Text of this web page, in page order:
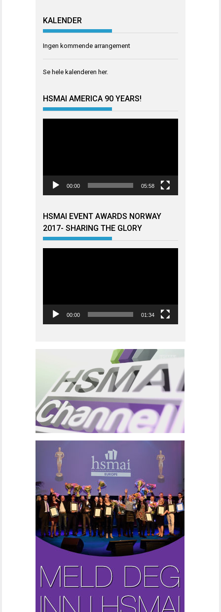
KALENDER
Ingen kommende arrangement
Se hele kalenderen her.
HSMAI AMERICA 90 YEARS!
00:00 05:58
HSMAI EVENT AWARDS NORWAY
2017- SHARING THE GLORY
00:00 01:34